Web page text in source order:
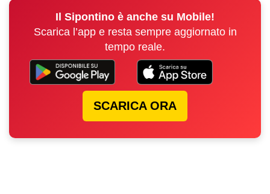
Il Sipontino è anche su Mobile!
Scarica l’app e resta sempre aggiornato in
tempo reale.
SCARICA ORA